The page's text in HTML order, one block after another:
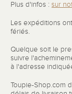
Plus d'infos :sur
Les expéditions
fériés.
Quelque soit le
suivre
à l'adresse
Toupie-Shop.com